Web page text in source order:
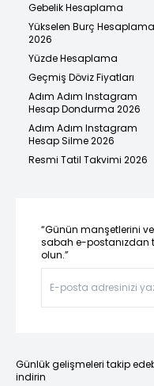
Gebelik Hesaplama
Yükselen Burç Hesaplama
2026
Yüzde Hesaplama
Geçmiş Döviz Fiyatları
Adım Adım Instagram
Hesap Dondurma 2026
Adım Adım Instagram
Hesap Silme 2026
Resmi Tatil Takvimi 2026
“Günün manşetlerini
sabah e-postanızdan
olun.”
Günlük gelişmeleri takip
indirin